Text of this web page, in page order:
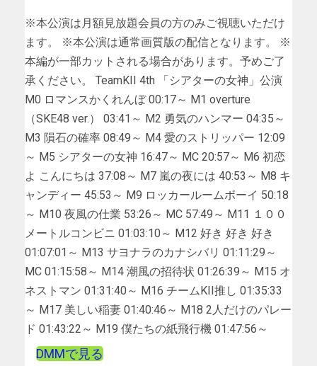
※本公演は月額見放題会員の方のみご視聴いただけ
ます。 ※本公演は通常画質版の配信となります。 ※
本編が一部カットされる場合があります。予めご了
承ください。 TeamKII 4th 「シアターの女神」公演
M0 ロマンスかくれんぼ 00:17～ M1 overture
（SKE48 ver.） 03:41～ M2 勇気のハンマー 04:35～
M3 隕石の確率 08:49～ M4 愛のストリッパー 12:09
～ M5 シアターの女神 16:47～ MC 20:57～ M6 初恋
よ こんにちは 37:08～ M7 嵐の夜には 40:53～ M8 キ
ャンディー 45:53～ M9 ロッカールームボーイ 50:18
～ M10 夜風の仕業 53:26～ MC 57:49～ M11 １００
メートルコンビニ 01:03:10～ M12 好き 好き 好き
01:07:01～ M13 サヨナラのカナシバリ 01:11:29～
MC 01:15:58～ M14 潮風の招待状 01:26:39～ M15 オ
ネストマン 01:31:40～ M16 チームKII推し 01:35:33
～ M17 美しい稲妻 01:40:46～ M18 2人だけのパレー
ド 01:43:22～ M19 僕たちの紙飛行機 01:47:56～
DMMで見る